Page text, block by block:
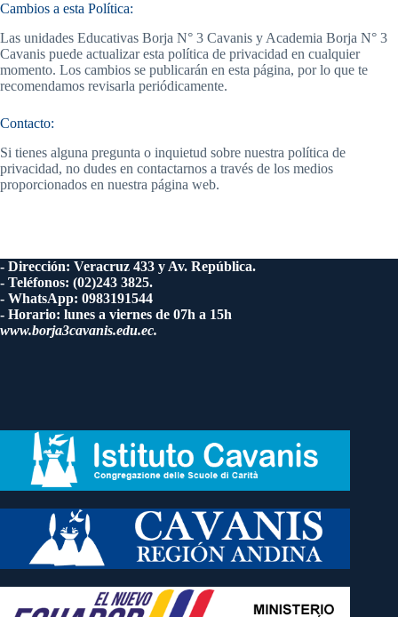
Cambios a esta Política:
Las unidades Educativas Borja N° 3 Cavanis y Academia Borja N° 3
Cavanis puede actualizar esta política de privacidad en cualquier
momento. Los cambios se publicarán en esta página, por lo que te
recomendamos revisarla periódicamente.
Contacto:
Si tienes alguna pregunta o inquietud sobre nuestra política de
privacidad, no dudes en contactarnos a través de los medios
proporcionados en nuestra página web.
- Dirección: Veracruz 433 y Av. República.
- Teléfonos: (02)243 3825.
- WhatsApp: 0983191544
- Horario: lunes a viernes de 07h a 15h
www.borja3cavanis.edu.ec.